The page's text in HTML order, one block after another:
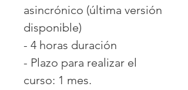
asincrónico (última versión
disponible)
- 4 horas duración
- Plazo para realizar el
curso: 1 mes.